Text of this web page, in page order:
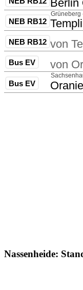
Nassenheide: